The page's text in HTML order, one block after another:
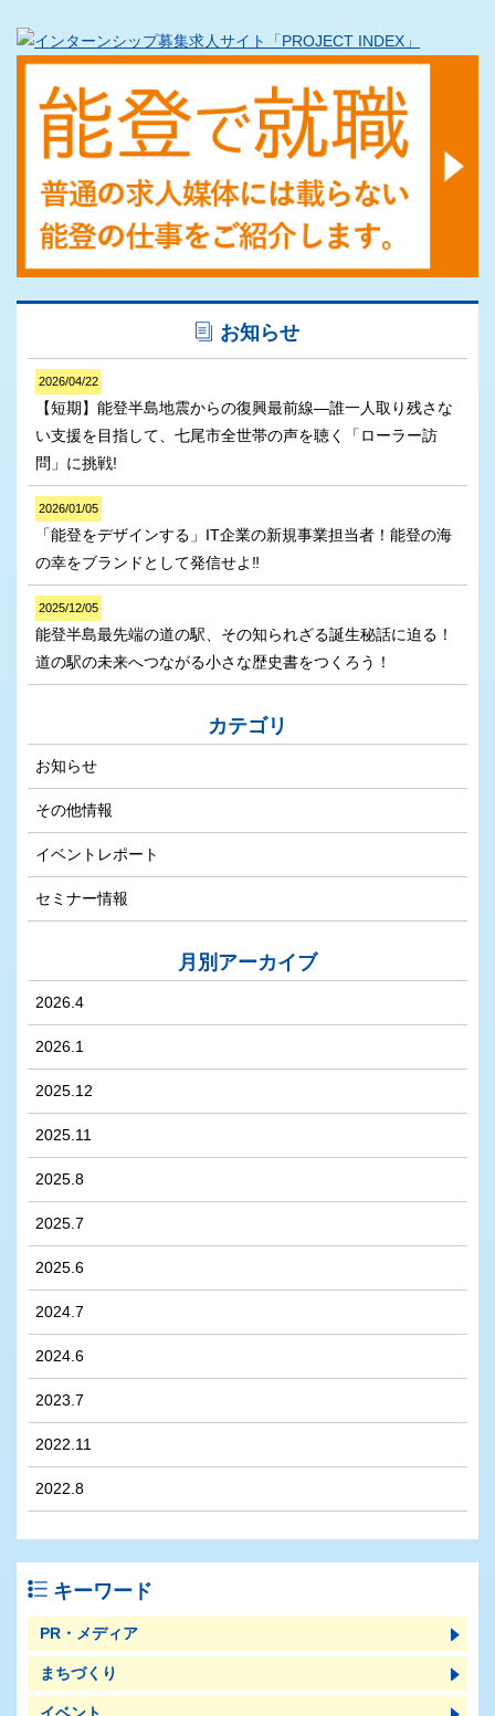
お知らせ
2026/04/22
【短期】能登半島地震からの復興最前線―誰一人取り残さな
い支援を目指して、七尾市全世帯の声を聴く「ローラー訪
問」に挑戦!
2026/01/05
「能登をデザインする」IT企業の新規事業担当者！能登の海
の幸をブランドとして発信せよ‼
2025/12/05
能登半島最先端の道の駅、その知られざる誕生秘話に迫る！
道の駅の未来へつながる小さな歴史書をつくろう！
カテゴリ
お知らせ
その他情報
イベントレポート
セミナー情報
月別アーカイブ
2026.4
2026.1
2025.12
2025.11
2025.8
2025.7
2025.6
2024.7
2024.6
2023.7
2022.11
2022.8
キーワード
PR・メディア
まちづくり